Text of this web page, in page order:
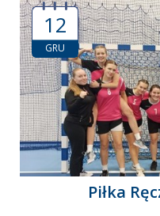
12
GRU
Piłka